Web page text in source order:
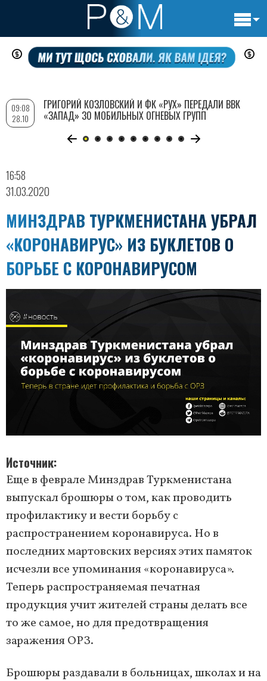
Перейти
содержанию
16:58
31.03.2020
МИНЗДРАВ ТУРКМЕНИСТАНА УБРАЛ
«КОРОНАВИРУС» ИЗ БУКЛЕТОВ О
БОРЬБЕ С КОРОНАВИРУСОМ
Источник
Еще в феврале Минздрав Туркменистана
выпускал брошюры о том, как проводить
профилактику и вести борьбу с
распространением коронавируса. Но в
последних мартовских версиях этих памяток
исчезли все упоминания «коронавируса».
Теперь распространяемая печатная
продукция учит жителей страны делать все
то же самое, но для предотвращения
заражения ОРЗ.
Брошюры раздавали в больницах, школах и на
09:08
28.10
ГРИГОРИЙ КОЗЛОВСКИЙ И ФК «РУХ» ПЕРЕДАЛИ ВВК
«ЗАПАД» 30 МОБИЛЬНЫХ ОГНЕВЫХ ГРУПП